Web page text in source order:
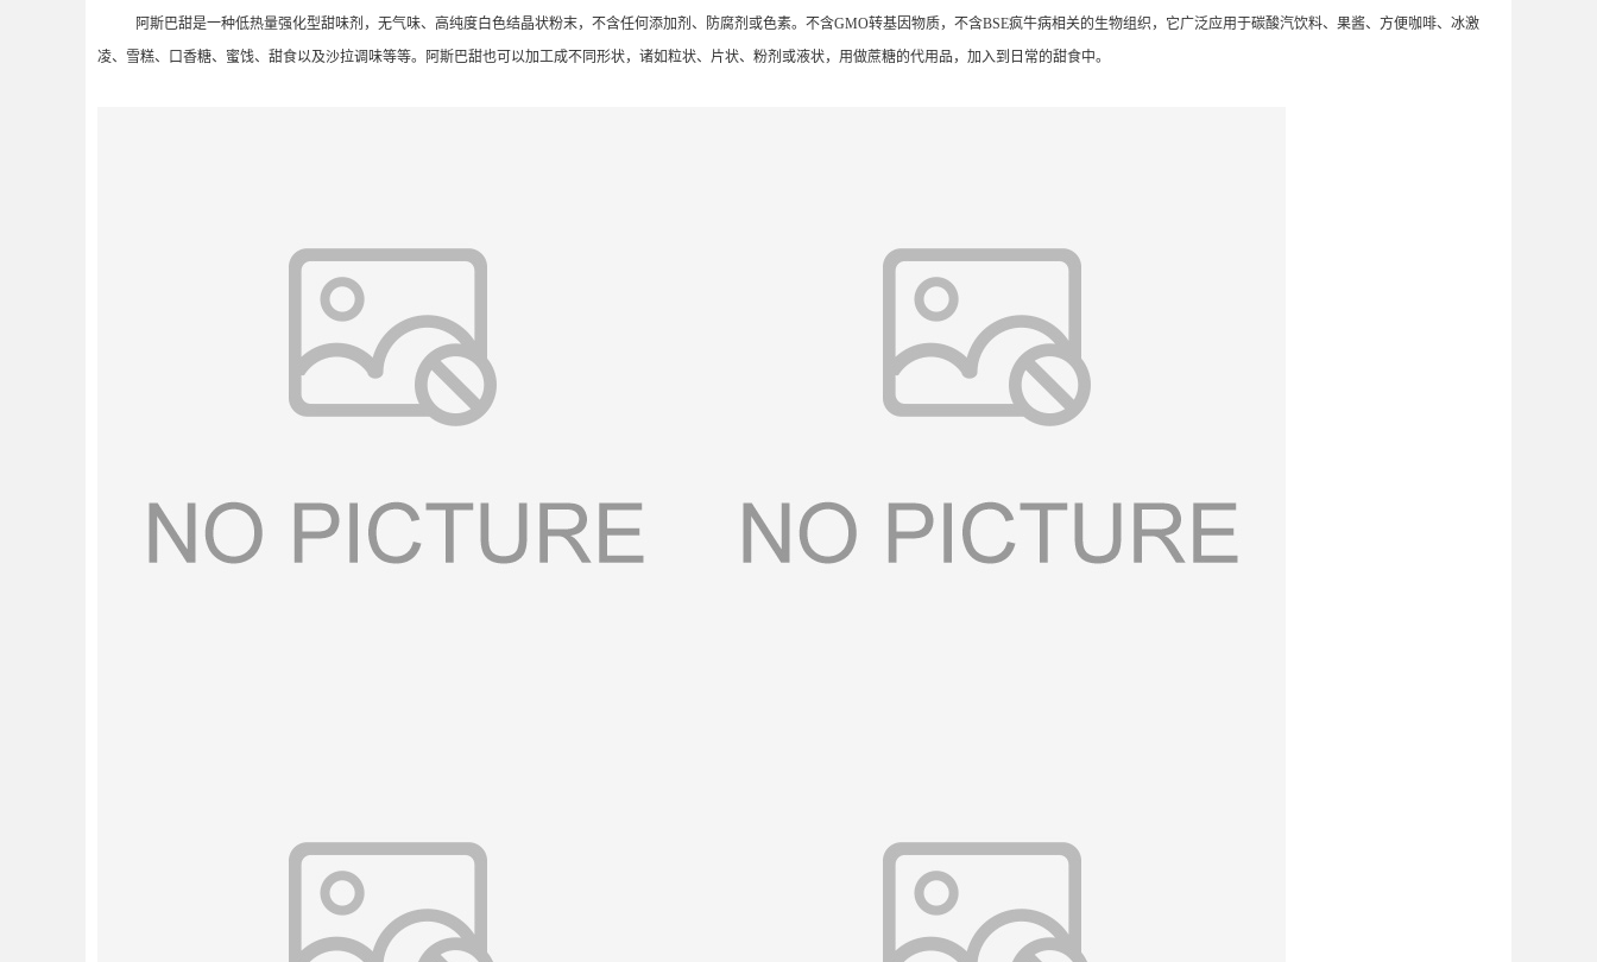
阿斯巴甜是一种低热量强化型甜味剂，无气味、高纯度白色结晶状粉末，不含任何添加剂、防腐剂或色素。不含GMO转基因物质，不含BSE疯牛病相关的生物组织，它广泛应用于碳酸汽饮料、果酱、方便咖啡、冰激
凌、雪糕、口香糖、蜜饯、甜食以及沙拉调味等等。阿斯巴甜也可以加工成不同形状，诸如粒状、片状、粉剂或液状，用做蔗糖的代用品，加入到日常的甜食中。